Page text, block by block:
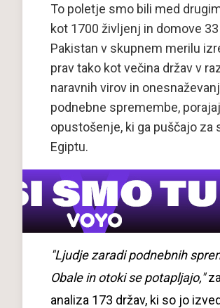
To poletje smo bili med
kot 1700 življenj in domove
Pakistan v skupnem merilu
prav tako kot večina držav v
naravnih virov in
podnebne spremembe,
opustošenje, ki ga puščajo za
Egiptu.
"Ljudje zaradi podnebnih
Obale in otoki se potapljajo,"za
analiza 173 držav, ki so jo